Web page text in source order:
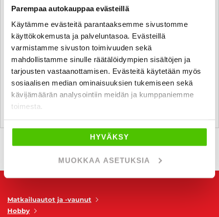
Parempaa autokauppaa evästeillä
Käytämme evästeitä parantaaksemme sivustomme
käyttökokemusta ja palveluntasoa. Evästeillä
varmistamme sivuston toimivuuden sekä
mahdollistamme sinulle räätälöidympien sisältöjen ja
tarjousten vastaanottamisen. Evästeitä käytetään myös
sosiaalisen median ominaisuuksien tukemiseen sekä
kävijämäärän analysointiin meidän ja kumppaniemme
toimesta.
HYVÄKSY
MUOKKAA ASETUKSIA
Ostamme alle 225 tkm ajettuja autoja.
Pyydä ilmainen ostotarjous!
Näytetään 1 / 1 ajoneuvoa
Matkailuautot ja -vaunut
Hobby